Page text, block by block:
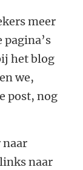
meer
pagina’s
het blog
we,
post, nog
naar
naar